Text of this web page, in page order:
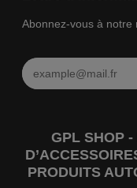
Abonnez-vous à notre
GPL SHOP
PRODUITS